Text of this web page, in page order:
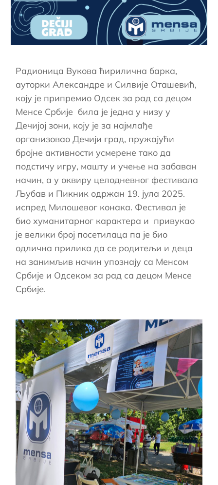
Радионица Вукова ћирилична барка,
ауторки Александре и Силвије Оташевић,
коју је припремио Одсек за рад са децом
Менсе Србије била је једна у низу у
Дечијој зони, коју је за најмлађе
организовао Дечији град, пружајући
бројне активности усмерене тако да
подстичу игру, машту и учење на забаван
начин, а у оквиру целодневног фестивала
Љубав и Пикник одржан 19. јула 2025.
испред Милошевог конака. Фестивал је
био хуманитарног карактера и привукао
је велики број посетилаца па је био
одлична прилика да се родитељи и деца
на занимљив начин упознају са Менсом
Србије и Одсеком за рад са децом Менсе
Србије.